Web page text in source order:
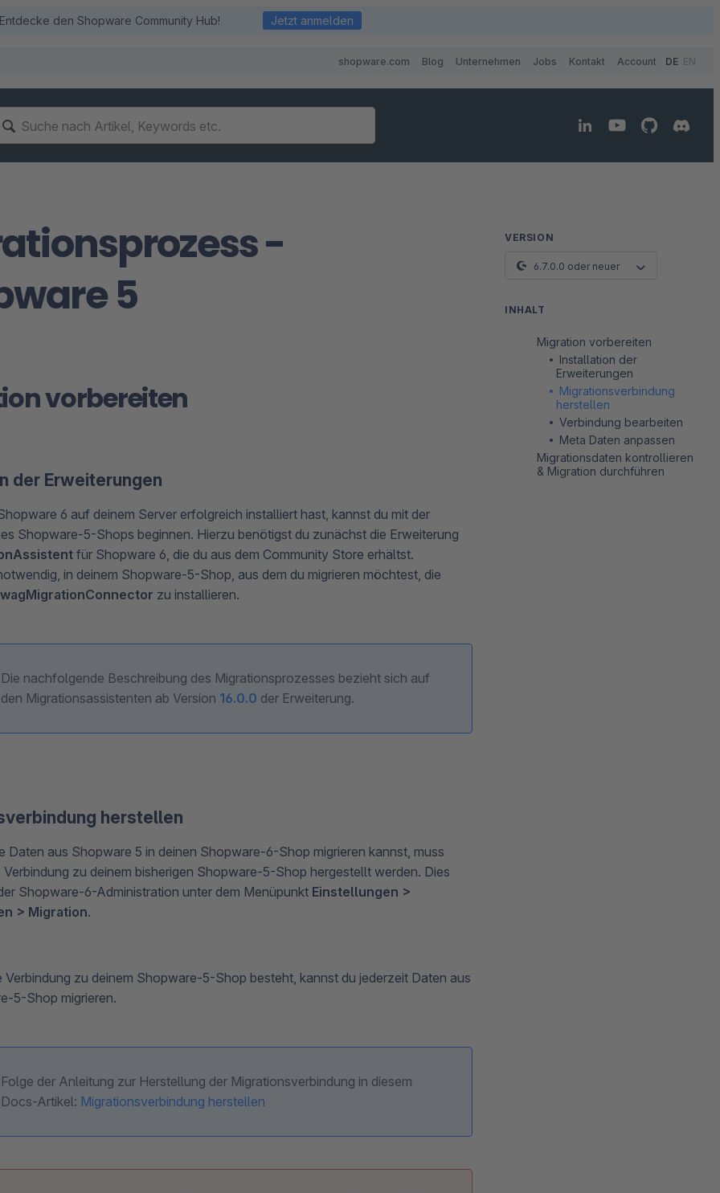
den Shopware Community Hub! Jetzt anmelden
shopware.com Blog Unternehmen Jobs Kontakt Account DE EN
-
5
vorbereiten
der Erweiterungen
6 auf deinem Server erfolgreich installiert hast, kannst du mit der
Shopware-5-Shops beginnen. Hierzu benötigst du zunächst die Erweiterung
für Shopware 6, die du aus dem Community Store erhältst.
in deinem Shopware-5-Shop, aus dem du migrieren möchtest, die
zu installieren.
Die nachfolgende Beschreibung des Migrationsprozesses bezieht sich auf
den Migrationsassistenten ab Version 16.0.0 der Erweiterung.
herstellen
Daten aus Shopware 5 in deinen Shopware-6-Shop migrieren kannst, muss
zu deinem bisherigen Shopware-5-Shop hergestellt werden. Dies
Shopware-6-Administration unter dem Menüpunkt Einstellungen >
> Migration.
Verbindung zu deinem Shopware-5-Shop besteht, kannst du jederzeit Daten aus
5-Shop migrieren.
Folge der Anleitung zur Herstellung der Migrationsverbindung in diesem
Docs-Artikel: Migrationsverbindung herstellen
VERSION
6.7.0.0 oder neuer
INHALT
Migration vorbereiten
Installation der
Erweiterungen
Migrationsverbindung
herstellen
Verbindung bearbeiten
Meta Daten anpassen
Migrationsdaten kontrollieren
& Migration durchführen